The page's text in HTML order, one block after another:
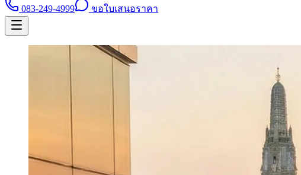
083-249-4999
ขอใบเสนอราคา